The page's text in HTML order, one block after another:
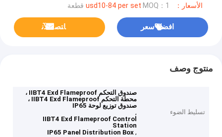
الأسعار：usd10-84 per set MOQ：1 قطعة
افضل سعر ﺎﺘﺼﻟ ﺍﻶﻧ
منتوج وصف
تسليط الضوء
صندوق التحكم IIBT4 Exd Flameproof ،
محطة التحكم IIBT4 Exd Flameproof ،
صندوق توزيع لوحة IP65
,
IIBT4 Exd Flameproof Control
Station
,
IP65 Panel Distribution Box